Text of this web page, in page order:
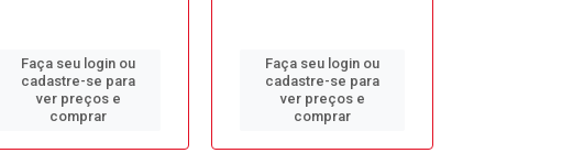
Faça seu login ou
cadastre-se para
ver preços e
comprar
Faça seu login ou
cadastre-se para
ver preços e
comprar